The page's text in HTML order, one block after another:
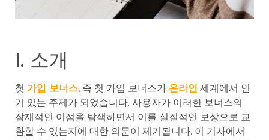
I. 소개
첫 가입 보너스, 즉 첫 가입 보너스가 온라인 세계에서 인
기 있는 주제가 되었습니다. 사용자가 이러한 보너스의
잠재적인 이점을 탐색하면서 이를 실질적인 보상으로 교
환할 수 있는지에 대한 의문이 제기됩니다. 이 기사에서